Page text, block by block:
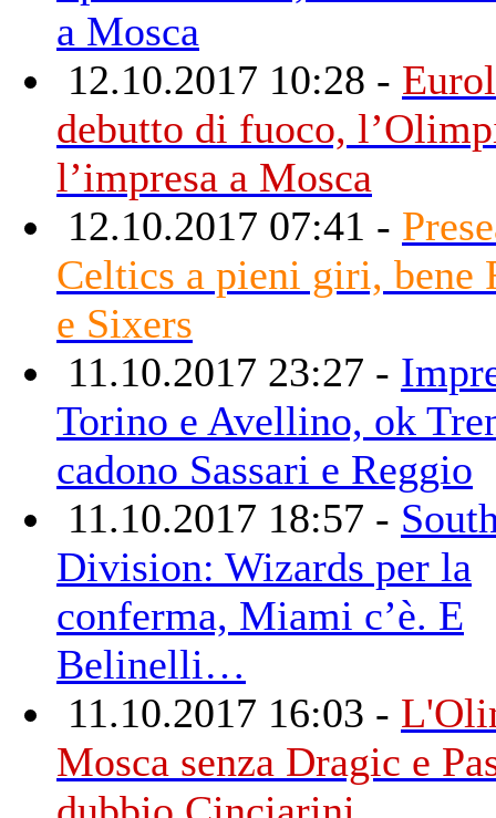
a Mosca
12.10.2017 10:28 -
debutto di fuoco,
l’impresa a Mosca
12.10.2017 07:41 -
Celtics a pieni giri, bene
e Sixers
11.10.2017 23:27 -
Torino e Avellino, ok
cadono Sassari e Reggio
11.10.2017 18:57 -
Division: Wizards per la
conferma, Miami c’è. E
Belinelli…
11.10.2017 16:03 -
Mosca senza Dragic e